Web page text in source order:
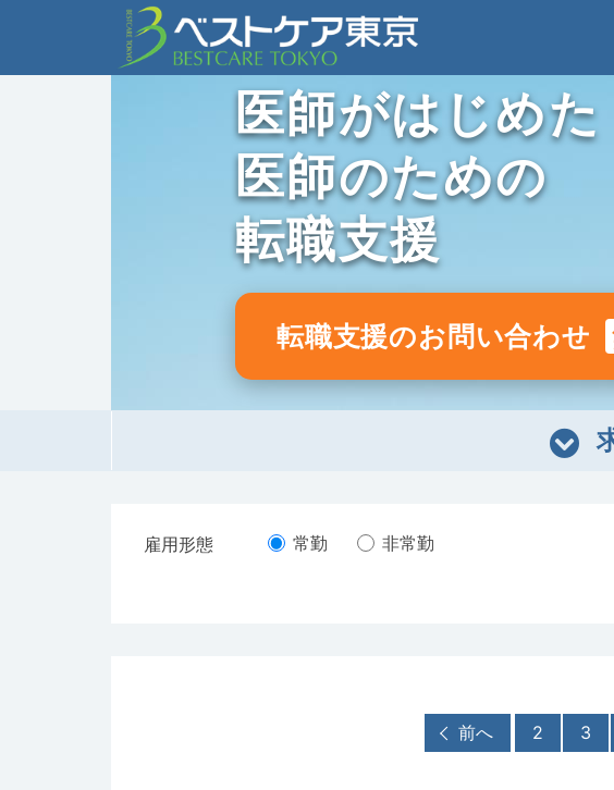
医師がはじめた
医師のための
転職支援
転職支援のお問い合わせ
雇用形態 常勤 非常勤
前へ 2 3